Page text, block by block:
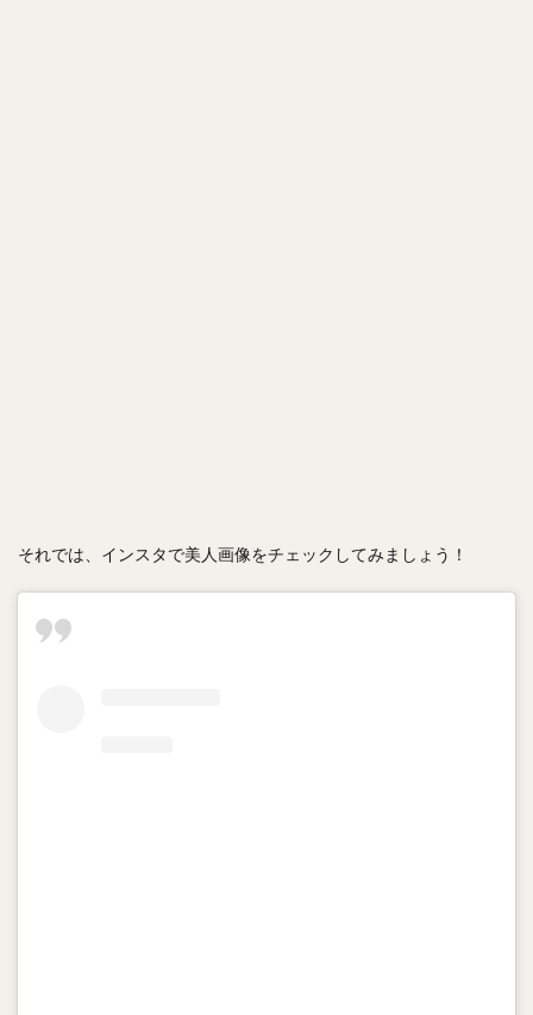
それでは、インスタで美人画像をチェックしてみましょう！